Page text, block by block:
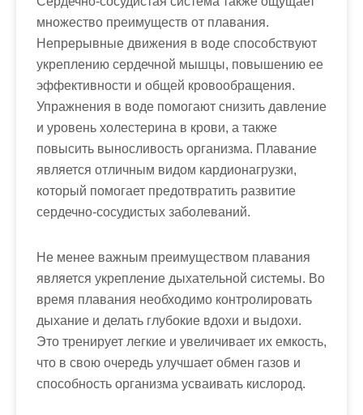
множество преимуществ от плавания.
Непрерывные движения в воде способствуют
укреплению сердечной мышцы, повышению ее
эффективности и общей кровообращения.
Упражнения в воде помогают снизить давление
и уровень холестерина в крови, а также
повысить выносливость организма. Плавание
является отличным видом кардионагрузки,
который помогает предотвратить развитие
сердечно-сосудистых заболеваний.
Не менее важным преимуществом плавания
является укрепление дыхательной системы. Во
время плавания необходимо контролировать
дыхание и делать глубокие вдохи и выдохи.
Это тренирует легкие и увеличивает их емкость,
что в свою очередь улучшает обмен газов и
способность организма усваивать кислород.